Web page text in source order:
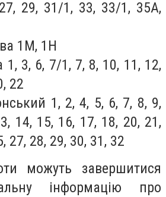
29, 31/1, 33, 33/1, 35А,
1М, 1Н
1, 3, 6, 7/1, 7, 8, 10, 11, 12,
22
1, 2, 4, 5, 6, 7, 8, 9,
14, 15, 16, 17, 18, 20, 21,
27, 28, 29, 30, 31, 32
можуть завершитися
інформацію про